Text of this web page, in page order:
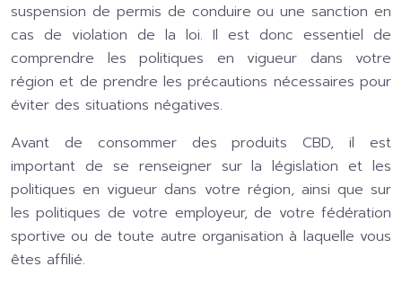
suspension de permis de conduire ou une sanction en
cas de violation de la loi. Il est donc essentiel de
comprendre les politiques en vigueur dans votre
région et de prendre les précautions nécessaires pour
éviter des situations négatives.
Avant de consommer des produits CBD, il est
important de se renseigner sur la législation et les
politiques en vigueur dans votre région, ainsi que sur
les politiques de votre employeur, de votre fédération
sportive ou de toute autre organisation à laquelle vous
êtes affilié.